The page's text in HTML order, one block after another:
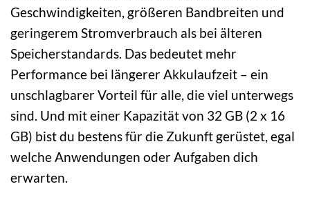
Geschwindigkeiten, größeren Bandbreiten und
geringerem Stromverbrauch als bei älteren
Speicherstandards. Das bedeutet mehr
Performance bei längerer Akkulaufzeit – ein
unschlagbarer Vorteil für alle, die viel unterwegs
sind. Und mit einer Kapazität von 32 GB (2 x 16
GB) bist du bestens für die Zukunft gerüstet, egal
welche Anwendungen oder Aufgaben dich
erwarten.